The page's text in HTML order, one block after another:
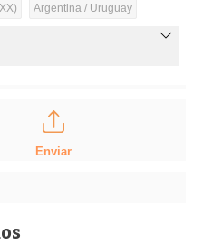
Argentina / Uruguay
Enviar